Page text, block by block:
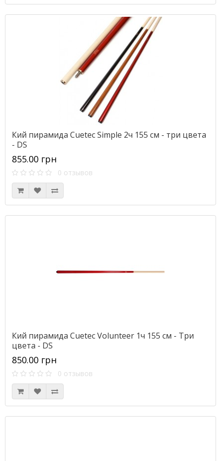
Кий пирамида Cuetec Simple 2ч 155 см - три цвета
- DS
855.00 грн
0 отзывов
Кий пирамида Cuetec Volunteer 1ч 155 см - Три
цвета - DS
850.00 грн
0 отзывов